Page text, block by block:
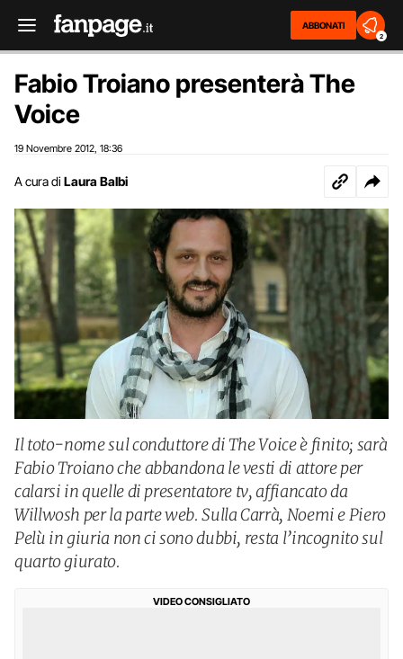
ABBONATI
2
Fabio Troiano presenterà The
Voice
19 Novembre 2012 18:36
A cura di Laura Balbi
Il toto-nome sul conduttore di The Voice è finito; sarà
Fabio Troiano che abbandona le vesti di attore per
calarsi in quelle di presentatore tv, affiancato da
Willwosh per la parte web. Sulla Carrà, Noemi e Piero
Pelù in giuria non ci sono dubbi, resta l’incognito sul
quarto giurato.
VIDEO CONSIGLIATO